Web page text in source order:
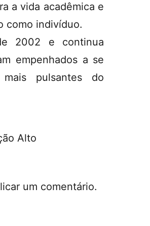
a vida acadêmica e
como indivíduo.
2002 e continua
empenhados a se
pulsantes do
Alto
um comentário.